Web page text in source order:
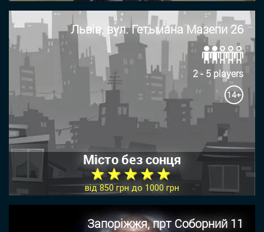
Львів, вул. Гетьмана Мазепи 26
2 - 5 players
14+
Місто без сонця
★ ★ ★ ★ ★
від 850 грн до 1000 грн
Запоріжжя, прт Соборний 11